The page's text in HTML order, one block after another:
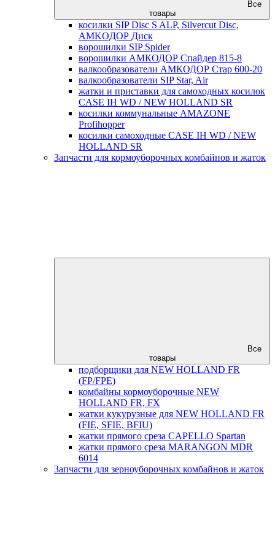
Все
товары
косилки SIP Disc S ALP, Silvercut Disc,
AMKOДОР Диск
ворошилки SIP Spider
ворошилки АМКОДОР Спайдер 815-8
валкообразователи АМКОДОР Стар 600-20
валкообразователи SIP Star, Air
жатки и приставки для самоходных косилок
CASE IH WD / NEW HOLLAND SR
косилки коммунальные AMAZONE
Profihopper
косилки самоходные CASE IH WD / NEW
HOLLAND SR
Запчасти для кормоуборочных комбайнов и жаток
Все
товары
подборщики для NEW HOLLAND FR
(FP/FPE)
комбайны кормоуборочные NEW
HOLLAND FR, FX
жатки кукурузные для NEW HOLLAND FR
(FIE, SFIE, BFIU)
жатки прямого среза CAPELLO Spartan
жатки прямого среза MARANGON MDR
6014
Запчасти для зерноуборочных комбайнов и жаток